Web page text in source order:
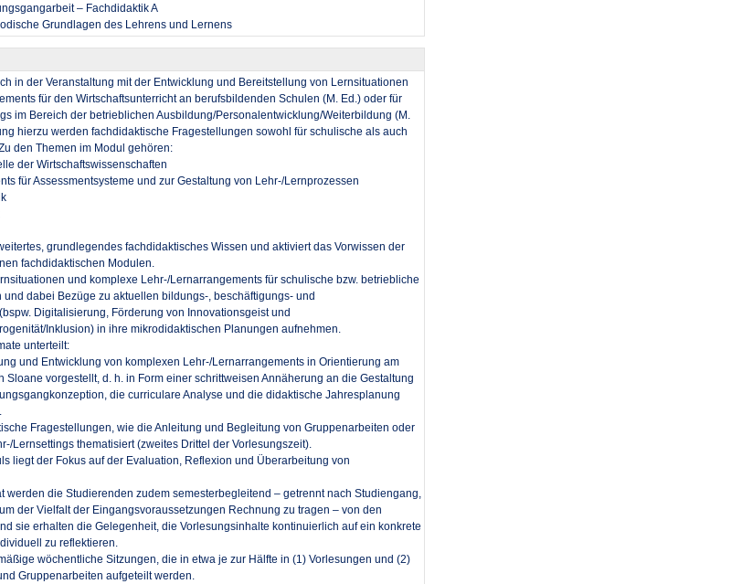
– Fachdidaktik A
Grundlagen des Lehrens und Lernens
in der Veranstaltung mit der Entwicklung und Bereitstellung von Lernsituationen
für den Wirtschaftsunterricht an berufsbildenden Schulen (M. Ed.) oder für
im Bereich der betrieblichen Ausbildung/Personalentwicklung/Weiterbildung (M.
hierzu werden fachdidaktische Fragestellungen sowohl für schulische als auch
den Themen im Modul gehören:
der Wirtschaftswissenschaften
für Assessmentsysteme und zur Gestaltung von Lehr-/Lernprozessen
grundlegendes fachdidaktisches Wissen und aktiviert das Vorwissen der
fachdidaktischen Modulen.
und komplexe Lehr-/Lernarrangements für schulische bzw. betriebliche
dabei Bezüge zu aktuellen bildungs-, beschäftigungs- und
Digitalisierung, Förderung von Innovationsgeist und
Inklusion) in ihre mikrodidaktischen Planungen aufnehmen.
unterteilt:
und Entwicklung von komplexen Lehr-/Lernarrangements in Orientierung am
Sloane vorgestellt, d. h. in Form einer schrittweisen Annäherung an die Gestaltung
die curriculare Analyse und die didaktische Jahresplanung
Fragestellungen, wie die Anleitung und Begleitung von Gruppenarbeiten oder
Lernsettings thematisiert (zweites Drittel der Vorlesungszeit).
liegt der Fokus auf der Evaluation, Reflexion und Überarbeitung von
werden die Studierenden zudem semesterbegleitend – getrennt nach Studiengang,
der Vielfalt der Eingangsvoraussetzungen Rechnung zu tragen – von den
sie erhalten die Gelegenheit, die Vorlesungsinhalte kontinuierlich auf ein konkrete
zu reflektieren.
wöchentliche Sitzungen, die in etwa je zur Hälfte in (1) Vorlesungen und (2)
Gruppenarbeiten aufgeteilt werden.